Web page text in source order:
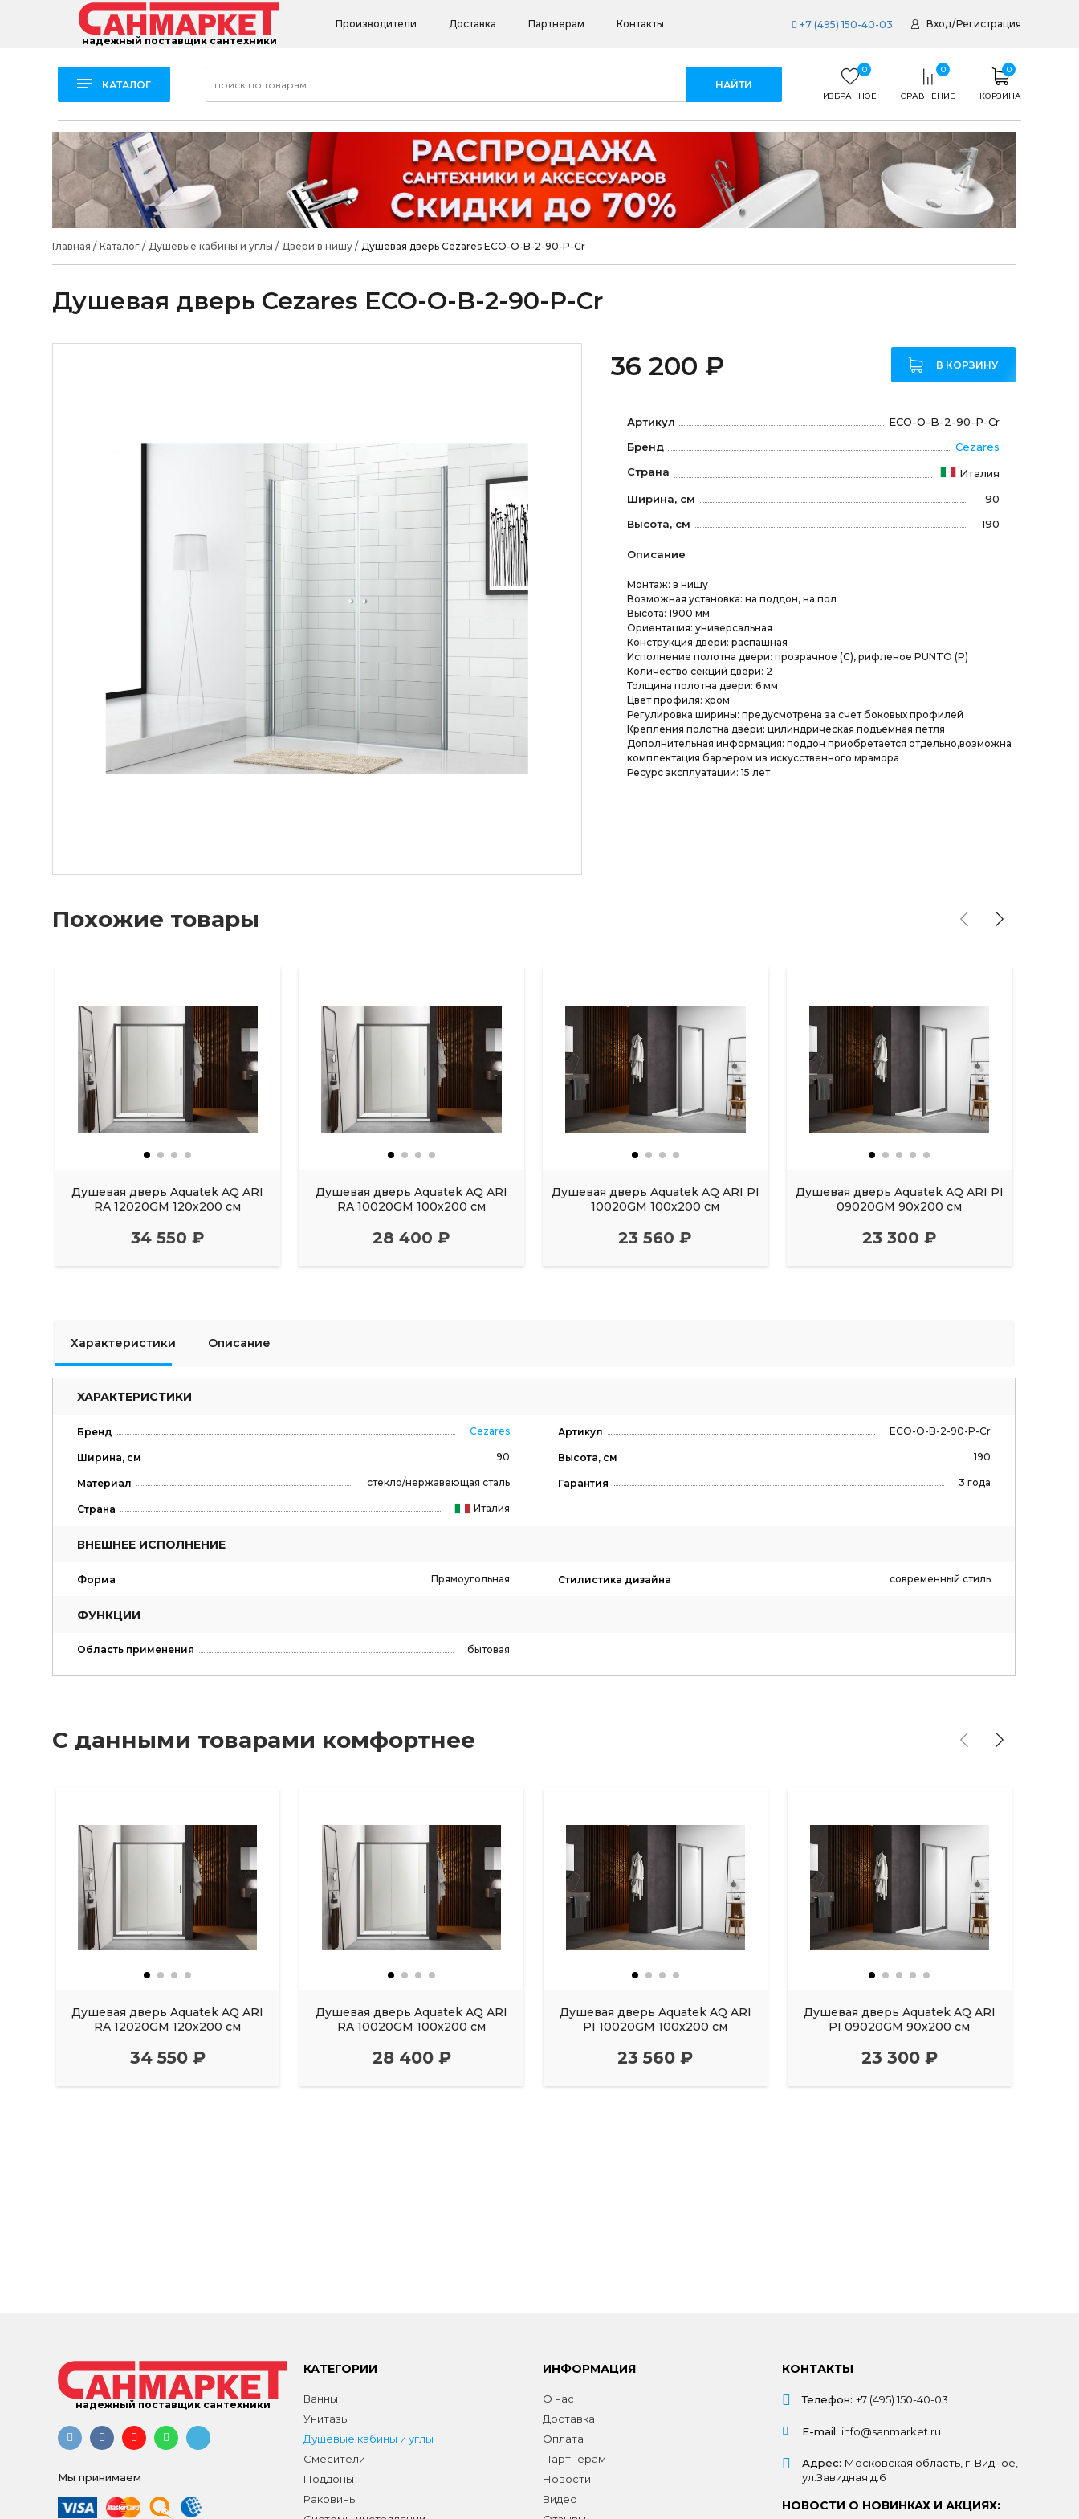
надежный поставщик сантехники
Производители Доставка Партнерам Контакты +7 (495) 150-40-03 Вход/Регистрация
КАТАЛОГ
0
ИЗБРАННОЕ
0
СРАВНЕНИЕ
0
КОРЗИНА
Главная / Каталог/ Душевые кабины и углы / Двери в нишу/ Душевая дверь Cezares ECO-O-B-2-90-P-Cr
Душевая дверь Cezares ECO-O-B-2-90-P-Cr
36 200 ₽ В КОРЗИНУ
Артикул
ECO-O-B-2-90-P-Cr
Бренд
Cezares
Страна
Италия
Ширина, см
90
Высота, см
190
Описание
Монтаж: в нишу
Возможная установка: на поддон, на пол
Высота: 1900 мм
Ориентация: универсальная
Конструкция двери: распашная
Исполнение полотна двери: прозрачное (C), рифленое PUNTO (P)
Количество секций двери: 2
Толщина полотна двери: 6 мм
Цвет профиля: хром
Регулировка ширины: предусмотрена за счет боковых профилей
Крепления полотна двери: цилиндрическая подъемная петля
Дополнительная информация: поддон приобретается отдельно,возможна
комплектация барьером из искусственного мрамора
Ресурс эксплуатации: 15 лет
Похожие товары
Душевая дверь Aquatek AQ ARI
RA 12020GM 120х200 см
34 550 ₽
Душевая дверь Aquatek AQ ARI
RA 10020GM 100х200 см
28 400 ₽
Душевая дверь Aquatek AQ ARI PI
10020GM 100х200 см
23 560 ₽
Душевая дверь Aquatek AQ ARI PI
09020GM 90х200 см
23 300 ₽
Характеристики Описание
ХАРАКТЕРИСТИКИ
Бренд Cezares Артикул ECO-O-B-2-90-P-Cr
Ширина, см 90 Высота, см 190
Материал стекло/нержавеющая сталь Гарантия 3 года
Страна Италия
ВНЕШНЕЕ ИСПОЛНЕНИЕ
Форма Прямоугольная Стилистика дизайна современный стиль
ФУНКЦИИ
Область применения бытовая
С данными товарами комфортнее
Душевая дверь Aquatek AQ ARI
RA 12020GM 120х200 см
34 550 ₽
Душевая дверь Aquatek AQ ARI
RA 10020GM 100х200 см
28 400 ₽
Душевая дверь Aquatek AQ ARI
PI 10020GM 100х200 см
23 560 ₽
Душевая дверь Aquatek AQ ARI
PI 09020GM 90х200 см
23 300 ₽
надежный поставщик сантехники
Мы принимаем
КАТЕГОРИИ
Ванны
Унитазы
Душевые кабины и углы
Смесители
Поддоны
Раковины
ИНФОРМАЦИЯ
О нас
Доставка
Оплата
Партнерам
Новости
Видео
КОНТАКТЫ
Телефон: +7 (495) 150-40-03
E-mail: info@sanmarket.ru
Адрес: Московская область, г. Видное,
ул.Завидная д.6
НОВОСТИ О НОВИНКАХ И АКЦИЯХ: